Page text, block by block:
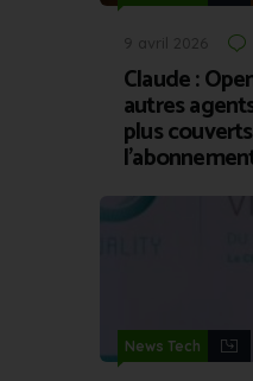
9 avril 2026
Claude :
autres
plus
News Tech